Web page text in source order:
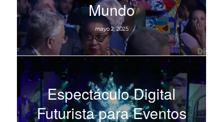
Mundo
mayo 2, 2025
Espectáculo Digital
Futurista para Eventos